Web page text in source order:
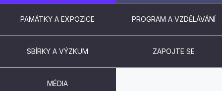
PAMÁTKY A EXPOZICE PROGRAM A VZDĚLÁVÁNÍ
SBÍRKY A VÝZKUM ZAPOJTE SE
MÉDIA